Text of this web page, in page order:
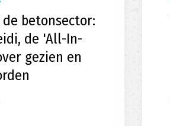
betonsector:
de 'All-In-
gezien en